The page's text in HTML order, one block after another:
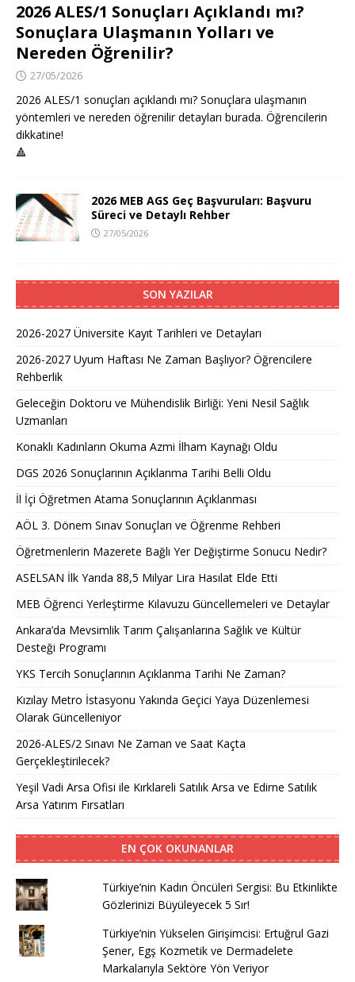
2026 ALES/1 Sonuçları Açıklandı mı?
Sonuçlara Ulaşmanın Yolları ve
Nereden Öğrenilir?
27/05/2026
2026 ALES/1 sonuçları açıklandı mı? Sonuçlara ulaşmanın
yöntemleri ve nereden öğrenilir detayları burada. Öğrencilerin
dikkatine!
🔺
2026 MEB AGS Geç Başvuruları: Başvuru
Süreci ve Detaylı Rehber
27/05/2026
SON YAZILAR
2026-2027 Üniversite Kayıt Tarihleri ve Detayları
2026-2027 Uyum Haftası Ne Zaman Başlıyor? Öğrencilere
Rehberlik
Geleceğin Doktoru ve Mühendislik Birliği: Yeni Nesil Sağlık
Uzmanları
Konaklı Kadınların Okuma Azmi İlham Kaynağı Oldu
DGS 2026 Sonuçlarının Açıklanma Tarihi Belli Oldu
İl İçi Öğretmen Atama Sonuçlarının Açıklanması
AÖL 3. Dönem Sınav Sonuçları ve Öğrenme Rehberi
Öğretmenlerin Mazerete Bağlı Yer Değiştirme Sonucu Nedir?
ASELSAN İlk Yarıda 88,5 Milyar Lira Hasılat Elde Etti
MEB Öğrenci Yerleştirme Kılavuzu Güncellemeleri ve Detaylar
Ankara’da Mevsimlik Tarım Çalışanlarına Sağlık ve Kültür
Desteği Programı
YKS Tercih Sonuçlarının Açıklanma Tarihi Ne Zaman?
Kızılay Metro İstasyonu Yakında Geçici Yaya Düzenlemesi
Olarak Güncelleniyor
2026-ALES/2 Sınavı Ne Zaman ve Saat Kaçta
Gerçekleştirilecek?
Yeşil Vadi Arsa Ofisi ile Kırklareli Satılık Arsa ve Edirne Satılık
Arsa Yatırım Fırsatları
EN ÇOK OKUNANLAR
Türkiye’nin Kadın Öncüleri Sergisi: Bu Etkinlikte
Gözlerinizi Büyüleyecek 5 Sır!
Türkiye’nin Yükselen Girişimcisi: Ertuğrul Gazi
Şener, Egş Kozmetik ve Dermadelete
Markalarıyla Sektöre Yön Veriyor